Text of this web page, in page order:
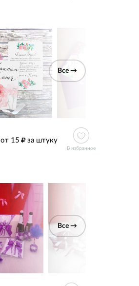
Все →
от 15 за штуку
В избранное
Все →